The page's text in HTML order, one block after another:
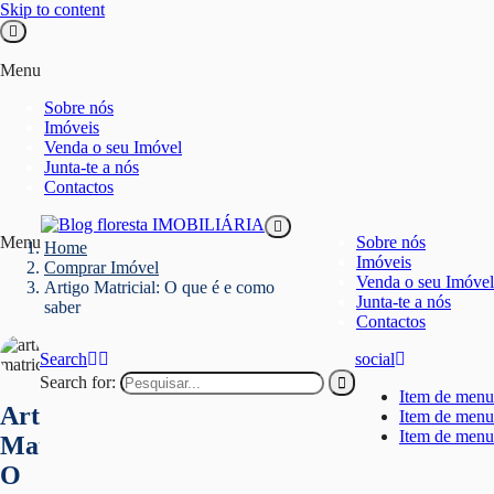
Skip to content
Menu
Sobre nós
Imóveis
Venda o seu Imóvel
Junta-te a nós
Contactos
Menu
Sobre nós
Imóveis
Venda o seu Imóvel
Junta-te a nós
Contactos
Blog floresta IMOBILIÁRIA
Search
Search for:
social
Item de menu
Item de menu
Item de menu
Home
Comprar Imóvel
Artigo Matricial: O que é e como
saber
Artigo
Matricial:
O